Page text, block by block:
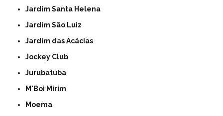
Jardim Santa Helena
Jardim São Luiz
Jardim das Acácias
Jockey Club
Jurubatuba
M'Boi Mirim
Moema